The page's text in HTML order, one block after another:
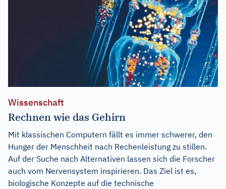
Wissenschaft
Rechnen wie das Gehirn
Mit klassischen Computern fällt es immer schwerer, den
Hunger der Menschheit nach Rechenleistung zu stillen.
Auf der Suche nach Alternativen lassen sich die Forscher
auch vom Nervensystem inspirieren. Das Ziel ist es,
biologische Konzepte auf die technische